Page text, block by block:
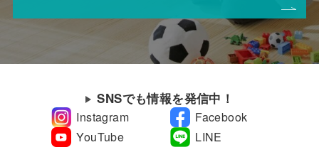
SNSでも情報を発信中！
Instagram
Facebook
YouTube
LINE